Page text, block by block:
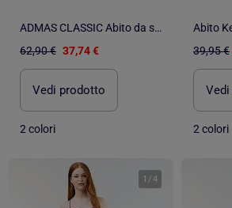
ADMAS CLASSIC Abito da sposa romantico da donna
62,90 € 37,74 €
Vedi prodotto
2 colori
Abito
39,95 €
2 colori
1 /4